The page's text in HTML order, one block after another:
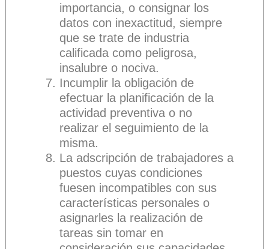
importancia, o consignar los
datos con inexactitud, siempre
que se trate de industria
calificada como peligrosa,
insalubre o nociva.
Incumplir la obligación de
efectuar la planificación de la
actividad preventiva o no
realizar el seguimiento de la
misma.
La adscripción de trabajadores a
puestos cuyas condiciones
fuesen incompatibles con sus
características personales o
asignarles la realización de
tareas sin tomar en